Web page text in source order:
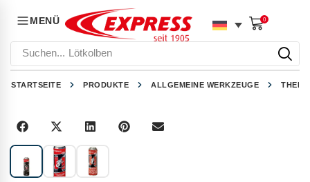
MENÜ 0
Suchen... Lötkolben
STARTSEITE PRODUKTE ALLGEMEINE WERKZEUGE